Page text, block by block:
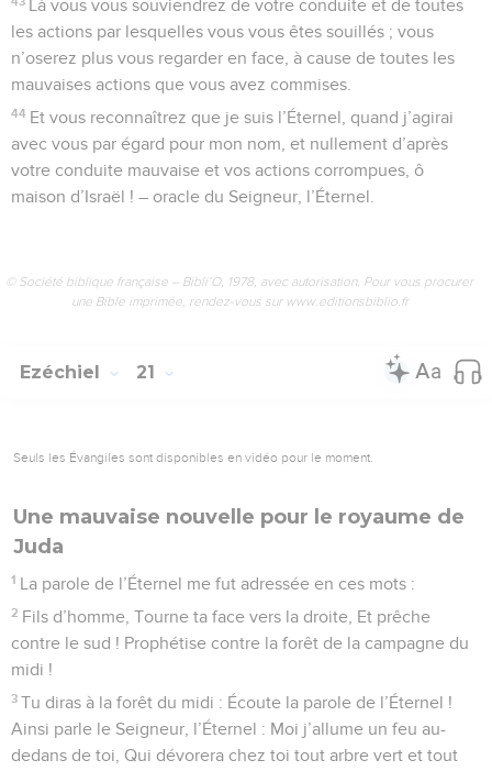
Là vous vous souviendrez de votre conduite et de toutes
les actions par lesquelles vous vous êtes souillés ; vous
n’oserez plus vous regarder en face, à cause de toutes les
mauvaises actions que vous avez commises.
44 Et vous reconnaîtrez que je suis l’Éternel, quand j’agirai
avec vous par égard pour mon nom, et nullement d’après
votre conduite mauvaise et vos actions corrompues, ô
maison d’Israël ! – oracle du Seigneur, l’Éternel.
© Société biblique française – Bibli’O, 1978, avec autorisation. Pour vous procurer
une Bible imprimée, rendez-vous sur www.editionsbiblio.fr
Ezéchiel 21
Seuls les Évangiles sont disponibles en vidéo pour le moment.
Une mauvaise nouvelle pour le royaume de
Juda
1 La parole de l’Éternel me fut adressée en ces mots :
2 Fils d’homme, Tourne ta face vers la droite, Et prêche
contre le sud ! Prophétise contre la forêt de la campagne du
midi !
3 Tu diras à la forêt du midi : Écoute la parole de l’Éternel !
Ainsi parle le Seigneur, l’Éternel : Moi j’allume un feu au-
dedans de toi, Qui dévorera chez toi tout arbre vert et tout